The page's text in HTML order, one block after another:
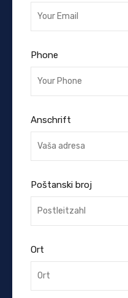
Phone
Anschrift
Poštanski broj
Ort